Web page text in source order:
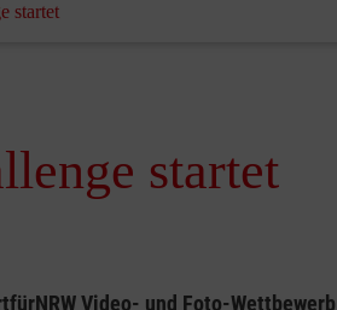
startet
startet
Video- und Foto-